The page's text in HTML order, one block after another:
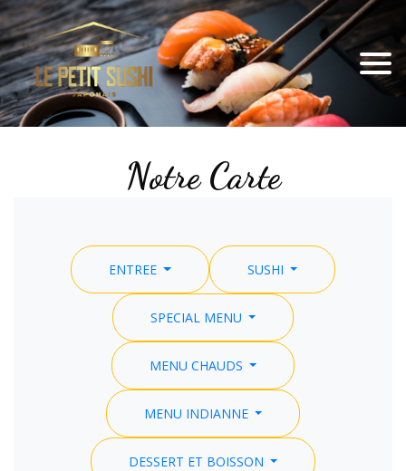
Notre Carte
ENTREE SUSHI
SPECIAL MENU
MENU CHAUDS
MENU INDIANNE
DESSERT ET BOISSON